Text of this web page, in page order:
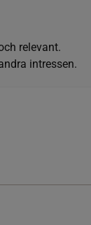
relevant.
intressen.